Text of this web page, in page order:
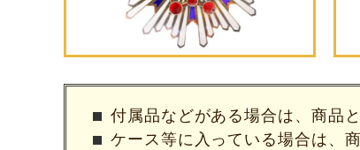
付属品などがある場合は、商品
ケース等に⼊っている場合は、